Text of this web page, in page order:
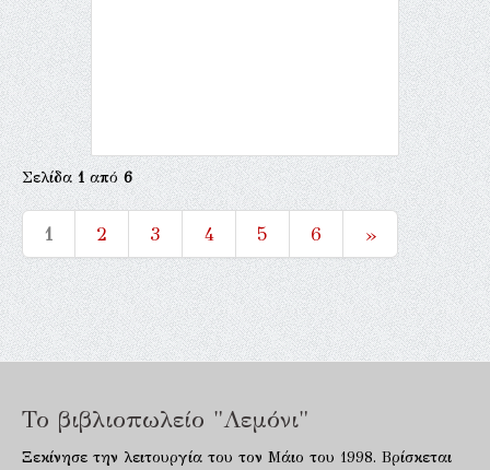
Σελίδα1από6
1 2 3 4 5 6 »
Το βιβλιοπωλείο "Λεμόνι"
Ξεκίνησε την λειτουργία του τον Μάιο του 1998. Βρίσκεται